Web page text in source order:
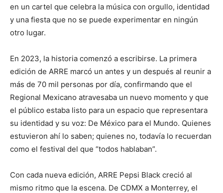
en un cartel que celebra la música con orgullo, identidad
y una fiesta que no se puede experimentar en ningún
otro lugar.
En 2023, la historia comenzó a escribirse. La primera
edición de ARRE marcó un antes y un después al reunir a
más de 70 mil personas por día, confirmando que el
Regional Mexicano atravesaba un nuevo momento y que
el público estaba listo para un espacio que representara
su identidad y su voz: De México para el Mundo. Quienes
estuvieron ahí lo saben; quienes no, todavía lo recuerdan
como el festival del que “todos hablaban”.
Con cada nueva edición, ARRE Pepsi Black creció al
mismo ritmo que la escena. De CDMX a Monterrey, el